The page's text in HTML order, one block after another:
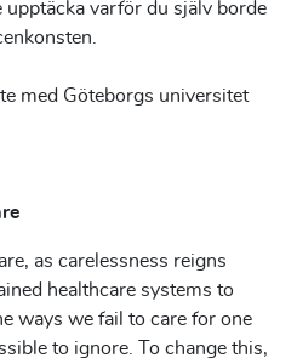
upptäcka varför du själv borde
med Göteborgs universitet
as carelessness reigns
healthcare systems to
ways we fail to care for one
to ignore. To change this,